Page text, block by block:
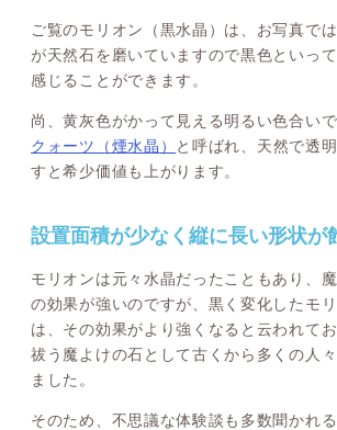
ご覧のモリオン（黒水晶）は、お写真で
が天然石を磨いていますので黒色といっ
感じることができます。
尚、黄灰色がかって見える明るい色合いで
クォーツ（煙水晶）
と呼ばれ、天然で透
すと希少価値も上がります。
設置面積が少なく縦に長い形状が
モリオンは元々水晶だったこともあり、
の効果が強いのですが、黒く変化したモリ
は、その効果がより強くなると云われて
祓う魔よけの石として古くから多くの人
ました。
そのため、不思議な体験談も多数聞かれ